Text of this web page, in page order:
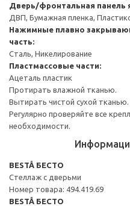
Дверь/фронтальная панель
ДВП, Бумажная пленка,
Нажимные плавно
часть:
Сталь, Никелирование
Пластмассовые части:
Ацеталь пластик
Протирать влажной тканью.
Вытирать чистой сухой тканью.
Регулярно проверяйте все
необходимости.
BESTÅ БЕСТО
Стеллаж с дверьми
Номер товара: 494.419.69
BESTÅ БЕСТО